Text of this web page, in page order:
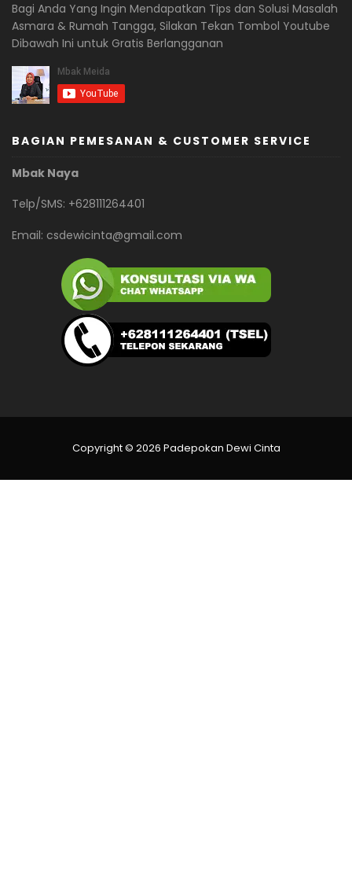
Bagi Anda Yang Ingin Mendapatkan Tips dan Solusi Masalah
Asmara & Rumah Tangga, Silakan Tekan Tombol Youtube
Dibawah Ini untuk Gratis Berlangganan
BAGIAN PEMESANAN & CUSTOMER SERVICE
Mbak Naya
Telp/SMS: +628111264401
Email: csdewicinta@gmail.com
Copyright © 2026 Padepokan Dewi Cinta